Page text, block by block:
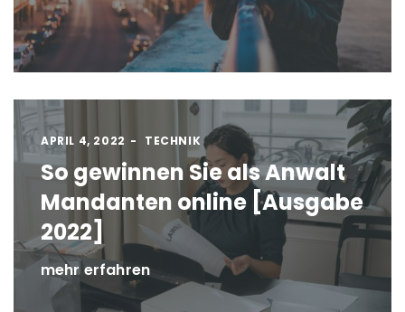
APRIL 4, 2022 TECHNIK
So gewinnen Sie als Anwalt
Mandanten online [Ausgabe
2022]
mehr erfahren